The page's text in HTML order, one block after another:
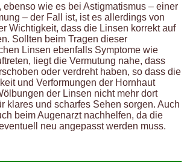
ebenso wie es bei Astigmatismus – einer
– der Fall ist, ist es allerdings von
Wichtigkeit, dass die Linsen korrekt auf
Sollten beim Tragen dieser
Linsen ebenfalls Symptome wie
liegt die Vermutung nahe, dass
oder verdreht haben, so dass die
und Verformungen der Hornhaut
der Linsen nicht mehr dort
klares und scharfes Sehen sorgen. Auch
beim Augenarzt nachhelfen, da die
neu angepasst werden muss.